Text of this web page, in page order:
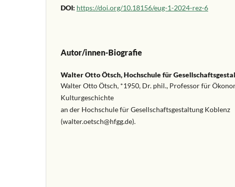
DOI: https://doi.org/10.18156/eug-1-2024-rez-6
Autor/innen-Biografie
Walter Otto Ötsch,Hochschule für
Walter Otto Ötsch, *1950, Dr. phil., Professor für
Kulturgeschichte
an der Hochschule für Gesellschaftsgestaltung Koblenz
(walter.oetsch@hfgg.de).